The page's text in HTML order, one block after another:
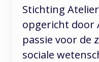
Stichting
opgericht door
passie voor de
sociale